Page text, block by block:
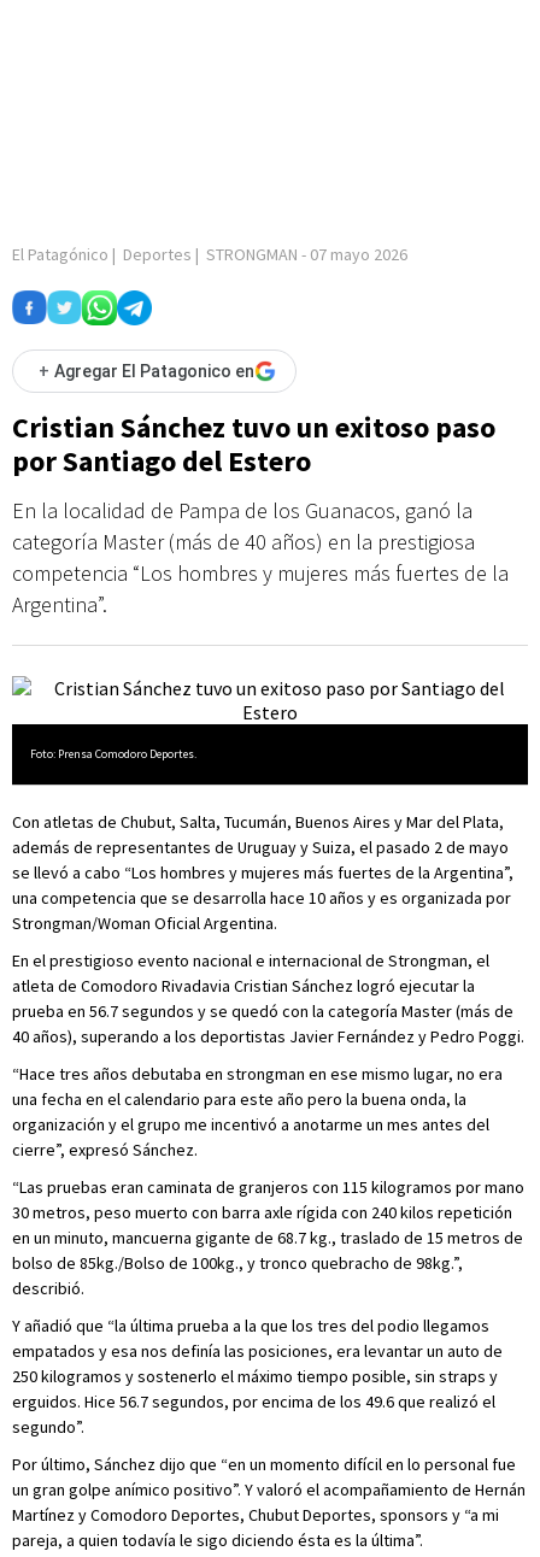
El Patagónico | Deportes | STRONGMAN - 07 mayo 2026
+ Agregar El Patagonico en
Cristian Sánchez tuvo un exitoso paso
por Santiago del Estero
En la localidad de Pampa de los Guanacos, ganó la
categoría Master (más de 40 años) en la prestigiosa
competencia “Los hombres y mujeres más fuertes de la
Argentina”.
Foto: Prensa Comodoro Deportes.
Con atletas de Chubut, Salta, Tucumán, Buenos Aires y Mar del Plata,
además de representantes de Uruguay y Suiza, el pasado 2 de mayo
se llevó a cabo “Los hombres y mujeres más fuertes de la Argentina”,
una competencia que se desarrolla hace 10 años y es organizada por
Strongman/Woman Oficial Argentina.
En el prestigioso evento nacional e internacional de Strongman, el
atleta de Comodoro Rivadavia Cristian Sánchez logró ejecutar la
prueba en 56.7 segundos y se quedó con la categoría Master (más de
40 años), superando a los deportistas Javier Fernández y Pedro Poggi.
“Hace tres años debutaba en strongman en ese mismo lugar, no era
una fecha en el calendario para este año pero la buena onda, la
organización y el grupo me incentivó a anotarme un mes antes del
cierre”, expresó Sánchez.
“Las pruebas eran caminata de granjeros con 115 kilogramos por mano
30 metros, peso muerto con barra axle rígida con 240 kilos repetición
en un minuto, mancuerna gigante de 68.7 kg., traslado de 15 metros de
bolso de 85kg./Bolso de 100kg., y tronco quebracho de 98kg.”,
describió.
Y añadió que “la última prueba a la que los tres del podio llegamos
empatados y esa nos definía las posiciones, era levantar un auto de
250 kilogramos y sostenerlo el máximo tiempo posible, sin straps y
erguidos. Hice 56.7 segundos, por encima de los 49.6 que realizó el
segundo”.
Por último, Sánchez dijo que “en un momento difícil en lo personal fue
un gran golpe anímico positivo”. Y valoró el acompañamiento de Hernán
Martínez y Comodoro Deportes, Chubut Deportes, sponsors y “a mi
pareja, a quien todavía le sigo diciendo ésta es la última”.